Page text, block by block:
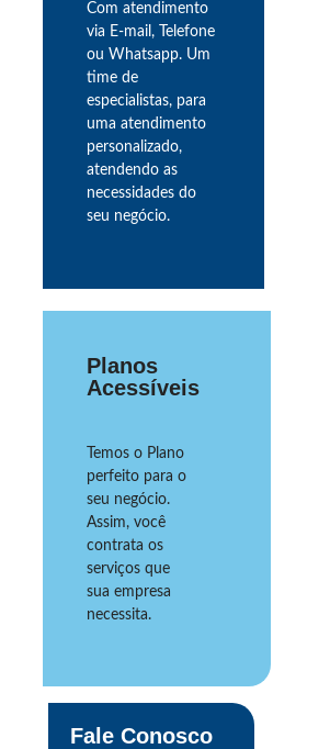
Com atendimento
via E-mail, Telefone
ou Whatsapp. Um
time de
especialistas, para
uma atendimento
personalizado,
atendendo as
necessidades do
seu negócio.
Planos
Acessíveis
Temos o Plano
perfeito para o
seu negócio.
Assim, você
contrata os
serviços que
sua empresa
necessita.
Fale Conosco